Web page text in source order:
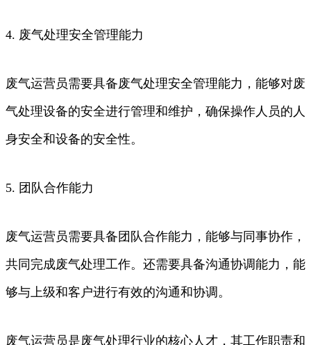
4. 废气处理安全管理能力
废气运营员需要具备废气处理安全管理能力，能够对废
气处理设备的安全进行管理和维护，确保操作人员的人
身安全和设备的安全性。
5. 团队合作能力
废气运营员需要具备团队合作能力，能够与同事协作，
共同完成废气处理工作。还需要具备沟通协调能力，能
够与上级和客户进行有效的沟通和协调。
废气运营员是废气处理行业的核心人才，其工作职责和